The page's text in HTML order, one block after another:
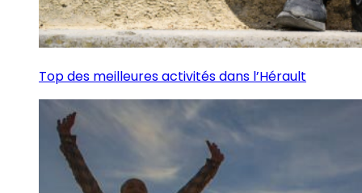
Top des meilleures activités dans l’Hérault